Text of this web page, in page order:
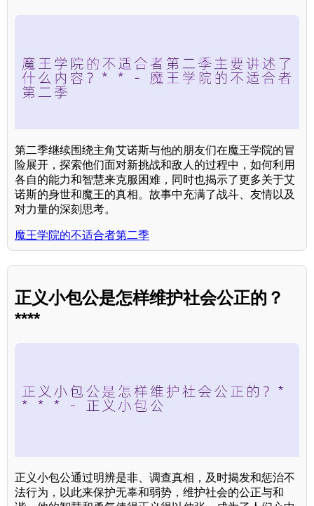
第二季继续围绕主角艾诺斯与他的朋友们在魔王学院的冒
险展开，探索他们面对新挑战和敌人的过程中，如何利用
各自的能力和智慧来克服困难，同时也揭示了更多关于艾
诺斯的身世和魔王的真相。故事中充满了战斗、友情以及
对力量的深刻思考。
魔王学院的不适合者第二季
正义小包公是怎样维护社会公正的？
****
正义小包公通过明辨是非、调查真相，及时揭发和惩治不
法行为，以此来保护无辜和弱势，维护社会的公正与和